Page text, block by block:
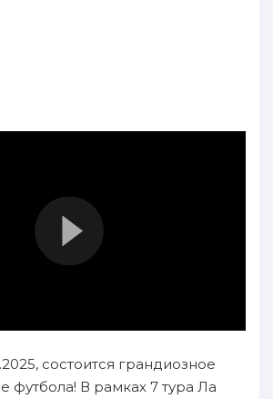
состоится грандиозное
футбола! В рамках 7 тура Ла